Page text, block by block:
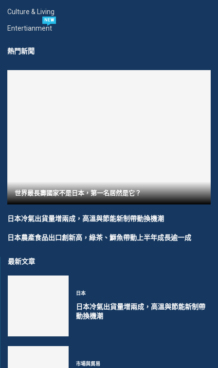
Culture & Living
Entertianment
NEW
熱門新聞
世界最長壽國家不是日本，第一名居然是它？
日本冷氣出貨量增兩成，高溫與節能新制帶動換機潮
日本農產食品出口創新高，綠茶、鰤魚帶動上半年成長逾一成
最新文章
日本
日本冷氣出貨量增兩成，高溫與節能新制帶
動換機潮
市場與貿易